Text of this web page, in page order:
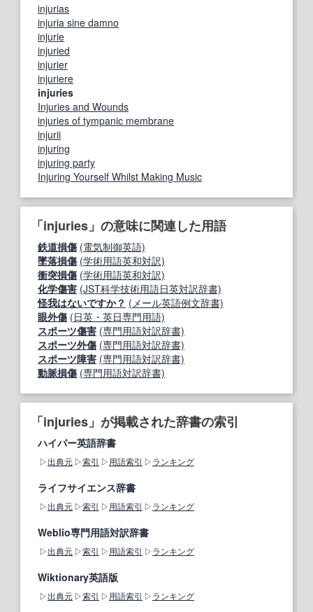
injurias
injuria sine damno
injurie
injuried
injurier
injuriere
injuries
Injuries and Wounds
injuries of tympanic membrane
injurii
injuring
injuring party
Injuring Yourself Whilst Making Music
「injuries」の意味に関連した用語
鉄道損傷 (電気制御英語)
墜落損傷 (学術用語英和対訳)
衝突損傷 (学術用語英和対訳)
化学傷害 (JST科学技術用語日英対訳辞書)
怪我はないですか？ (メール英語例文辞書)
眼外傷 (日英・英日専門用語)
スポーツ傷害 (専門用語対訳辞書)
スポーツ外傷 (専門用語対訳辞書)
スポーツ障害 (専門用語対訳辞書)
動脈損傷 (専門用語対訳辞書)
「injuries」が掲載された辞書の索引
ハイパー英語辞書
出典元 索引 用語索引 ランキング
ライフサイエンス辞書
出典元 索引 用語索引 ランキング
Weblio専門用語対訳辞書
出典元 索引 用語索引 ランキング
Wiktionary英語版
出典元 索引 用語索引 ランキング